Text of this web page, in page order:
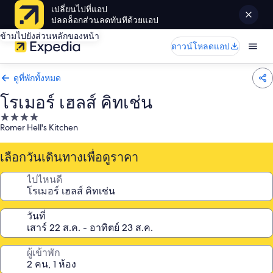
เปลี่ยนไปที่แอป
ปลดล็อกส่วนลดทันทีด้วยแอป
ข้ามไปยังส่วนหลักของหน้า
ดาวน์โหลดแอป
ดูที่พักทั้งหมด
โรเมอร์ เฮลส์ คิทเช่น
ที่พัก
4.0
Romer Hell's Kitchen
เลือกวันเดินทางเพื่อดูราคา
ไปไหนดี
วันที่
ผู้เข้าพัก